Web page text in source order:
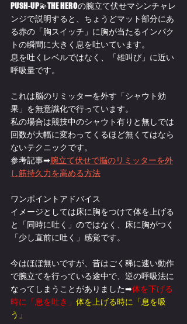
PUSH-UP💫THE HEROの腕立て伏せマシンチャレ
ンジで説明すると、ちょうどマット部分にあ
る赤の「胸スイッチ」に胸が当たるインパク
トの瞬間に大きく息を吐いています。
息を吐くレベルではなく、「雄叫び」に近い
呼吸量です。
これは脳のリミッターを外す「シャウト効
果」を無意識化で行っています。
私の場合は競技中のシャウト有りと無しでは
回数が大幅に変わってくるほど無くてはなら
ないテクニックです。
参考記事➡腕立て伏せで脳のリミッターを外
し筋持久力を高める方法
ワンポイントアドバイス
イメージとしては床に胸をつけて体を上げる
と「同時に吐く」のではなく、床に胸がつく
「少し直前に吐く」感覚です。
今はほぼ無いですが、昔はごく稀に速い動作
で腕立てを行っている途中で、逆の呼吸法に
なってしまうことがありました➡体を下げる
時に「息を吐き」 体を上げる時に「息を吸
う」